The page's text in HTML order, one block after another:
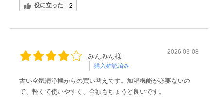
役に立った 2
みんみん様
購入確認済み
2026-03-08
古い空気清浄機からの買い替えです。加湿機能が必要ないの
で、軽くて使いやすく、金額もちょうど良いです。